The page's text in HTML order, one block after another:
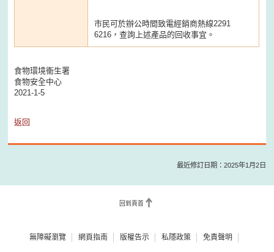
市民可於辦公時間致電經銷商熱線2291
6216，查詢上述產品的回收事宜。
食物環境衞生署
食物安全中心
2021-1-5
返回
最近修訂日期：2025年1月2日
回到頁首
無障礙瀏覽 網頁指南 版權告示 私隱政策 免責聲明